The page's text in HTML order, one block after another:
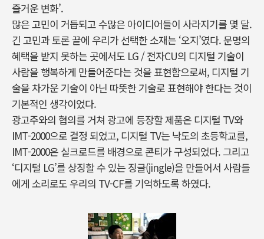
즐거운 변화’.
많은 고민이 거듭되고 수많은 아이디어들이 사라지기를 몇 달.
긴 고민과 토론 끝에 우리가 선택한 소재는 ‘오지’였다. 문명의
혜택을 받지 못하는 곳에서도 LG / 전자CU의 디지털 기술이
사람을 행복하게 만들어준다는 것을 표현함으로써, 디지털 기
술을 차가운 기술이 아닌 따뜻한 기술로 표현해야 한다는 것이
기본적인 생각이었다.
광고주와의 협의를 거쳐 광고에 등장할 제품은 디지털 TV와
IMT-2000으로 결정 되었고, 디지털 TV는 낙도의 초등학교를,
IMT-2000은 실크로드를 배경으로 콘티가 구성되었다. 그리고
‘디지털 LG’를 상징할 수 있는 징글(jingle)을 만들어서 사람들
에게 소리로도 우리의 TV-CF를 기억하도록 하였다.